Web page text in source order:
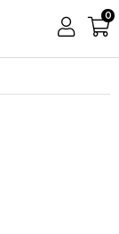
0